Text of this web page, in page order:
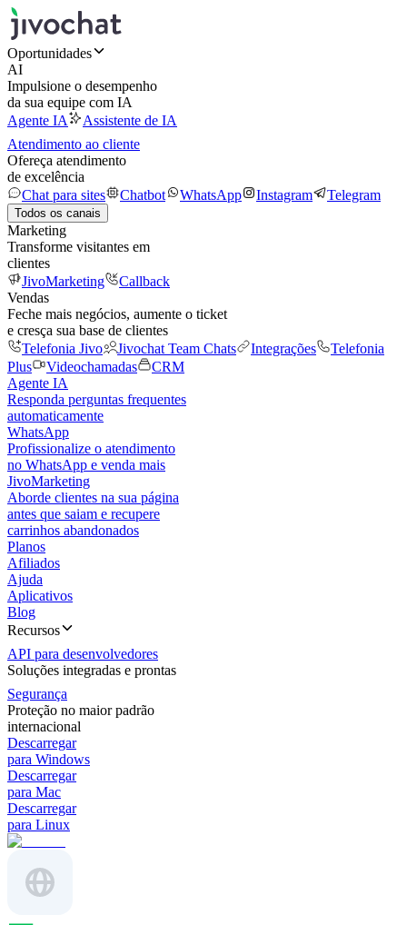
Oportunidades
AI
Impulsione o desempenho
da sua equipe com IA
Agente IA
Assistente de IA
Atendimento ao cliente
Ofereça atendimento
de excelência
Chat para sites
Chatbot WhatsApp Instagram Telegram
Todos os canais
Marketing
Transforme visitantes em
clientes
JivoMarketing
Callback
Vendas
Feche mais negócios, aumente o ticket
e cresça sua base de clientes
Telefonia Jivo
Jivochat Team Chats Integrações
Telefonia
Plus
Videochamadas
CRM
Agente IA
Responda perguntas frequentes
automaticamente
WhatsApp
Profissionalize o atendimento
no WhatsApp e venda mais
JivoMarketing
Aborde clientes na sua página
antes que saiam e recupere
carrinhos abandonados
Planos
Afiliados
Ajuda
Aplicativos
Blog
Recursos
API para desenvolvedores
Soluções integradas e prontas
Segurança
Proteção no maior padrão
internacional
Descarregar
para Windows
Descarregar
para Mac
Descarregar
para Linux